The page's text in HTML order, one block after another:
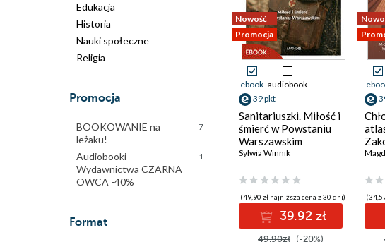
Edukacja
Historia
Nauki społeczne
Religia
Promocja
BOOKOWANIE na
leżaku!
7
Audiobooki
Wydawnictwa CZARNA
OWCA -40%
1
Format
Nowość
Promocja
ebook audiobook
39 pkt
Sanitariuszki. Miłość i
śmierć w Powstaniu
Warszawskim
Sylwia Winnik
(49,90 zł najniższa cena z 30 dni)
39.92 zł
49.90zł (-20%)